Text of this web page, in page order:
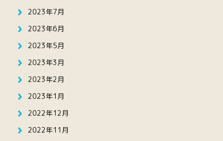
2023年7月
2023年6月
2023年5月
2023年3月
2023年2月
2023年1月
2022年12月
2022年11月